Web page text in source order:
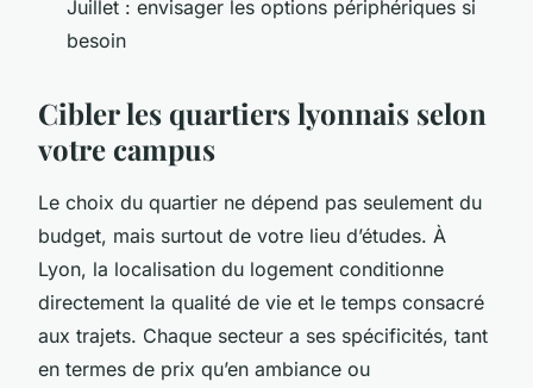
Juillet : envisager les options périphériques si
besoin
Cibler les quartiers lyonnais selon
votre campus
Le choix du quartier ne dépend pas seulement du
budget, mais surtout de votre lieu d’études. À
Lyon, la localisation du logement conditionne
directement la qualité de vie et le temps consacré
aux trajets. Chaque secteur a ses spécificités, tant
en termes de prix qu’en ambiance ou